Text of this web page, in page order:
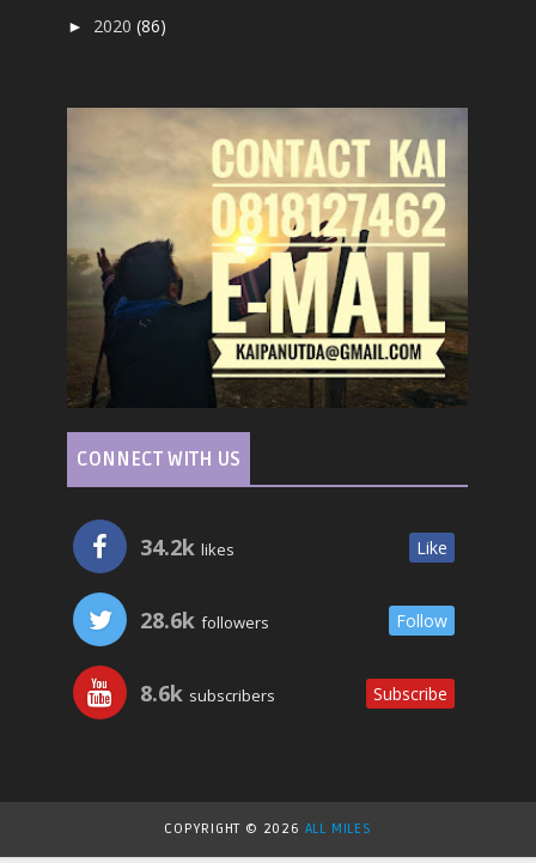
► 2020(86)
CONNECT WITH US
34.2k likes Like
28.6k followers Follow
8.6k subscribers Subscribe
COPYRIGHT © 2026 ALL MILES